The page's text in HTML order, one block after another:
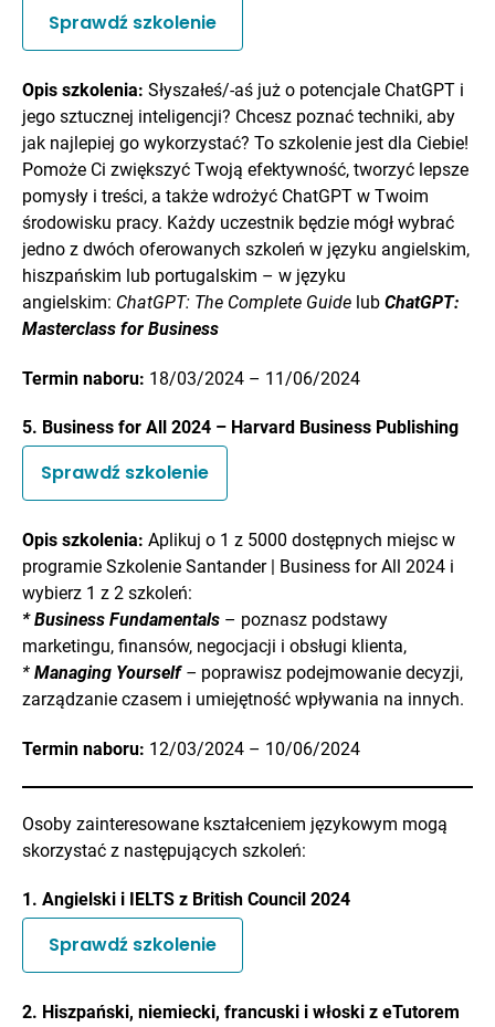
Sprawdź szkolenie
Opis szkolenia: Słyszałeś/-aś już o potencjale ChatGPT i
jego sztucznej inteligencji? Chcesz poznać techniki, aby
jak najlepiej go wykorzystać? To szkolenie jest dla Ciebie!
Pomoże Ci zwiększyć Twoją efektywność, tworzyć lepsze
pomysły i treści, a także wdrożyć ChatGPT w Twoim
środowisku pracy. Każdy uczestnik będzie mógł wybrać
jedno z dwóch oferowanych szkoleń w języku angielskim,
hiszpańskim lub portugalskim – w języku
angielskim: ChatGPT: The Complete Guide lub ChatGPT:
Masterclass for Business
Termin naboru: 18/03/2024 – 11/06/2024
5. Business for All 2024 – Harvard Business Publishing
Sprawdź szkolenie
Opis szkolenia: Aplikuj o 1 z 5000 dostępnych miejsc w
programie Szkolenie Santander | Business for All 2024 i
wybierz 1 z 2 szkoleń:
* Business Fundamentals – poznasz podstawy
marketingu, finansów, negocjacji i obsługi klienta,
* Managing Yourself– poprawisz podejmowanie decyzji,
zarządzanie czasem i umiejętność wpływania na innych.
Termin naboru: 12/03/2024 – 10/06/2024
Osoby zainteresowane kształceniem językowym mogą
skorzystać z następujących szkoleń:
1. Angielski i IELTS z British Council 2024
Sprawdź szkolenie
2. Hiszpański, niemiecki, francuski i włoski z eTutorem